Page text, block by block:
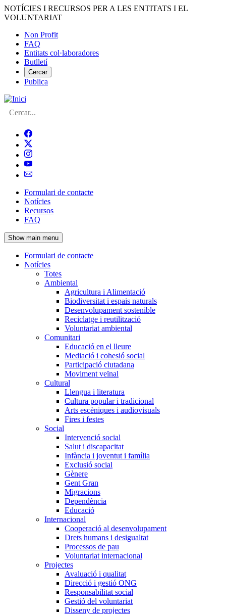
Vés
al
NOTÍCIES I RECURSOS PER A LES ENTITATS I EL
VOLUNTARIAT
Menú
del
compte
d'usuari
Non Profit
FAQ
Entitats col·laboradores
Butlletí
Cercar
Publica
Cerca
Navegació
principal
de
l'encapçalament
Formulari de contacte
Notícies
Recursos
FAQ
Show main menu
Navegació
principal
Formulari de contacte
Notícies
Totes
Ambiental
Agricultura i Alimentació
Biodiversitat i espais naturals
Desenvolupament sostenible
Reciclatge i reutilització
Voluntariat ambiental
Comunitari
Educació en el lleure
Mediació i cohesió social
Participació ciutadana
Moviment veïnal
Cultural
Llengua i literatura
Cultura popular i tradicional
Arts escèniques i audiovisuals
Fires i festes
Social
Intervenció social
Salut i discapacitat
Infància i joventut i família
Exclusió social
Gènere
Gent Gran
Migracions
Dependència
Educació
Internacional
Cooperació al desenvolupament
Drets humans i desigualtat
Processos de pau
Voluntariat internacional
Projectes
Avaluació i qualitat
Direcció i gestió ONG
Responsabilitat social
Gestió del voluntariat
Disseny de projectes